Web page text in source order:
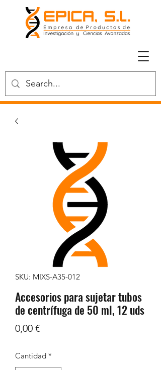
SKU: MIXS-A35-012
Accesorios para sujetar tubos
de centrífuga de 50 ml, 12 uds
0,00 €Precio
Cantidad *